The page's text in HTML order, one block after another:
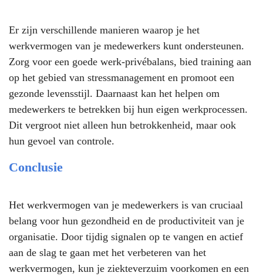
Er zijn verschillende manieren waarop je het
werkvermogen van je medewerkers kunt ondersteunen.
Zorg voor een goede werk-privébalans, bied training aan
op het gebied van stressmanagement en promoot een
gezonde levensstijl. Daarnaast kan het helpen om
medewerkers te betrekken bij hun eigen werkprocessen.
Dit vergroot niet alleen hun betrokkenheid, maar ook
hun gevoel van controle.
Conclusie
Het werkvermogen van je medewerkers is van cruciaal
belang voor hun gezondheid en de productiviteit van je
organisatie. Door tijdig signalen op te vangen en actief
aan de slag te gaan met het verbeteren van het
werkvermogen, kun je ziekteverzuim voorkomen en een